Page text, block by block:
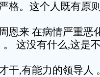
格。这个人既有原
恩来 在病情严重恶
这没有什么,这是
干,有能力的领导人